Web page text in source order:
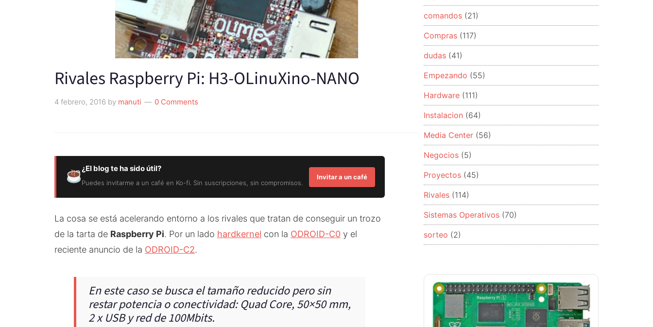
Rivales Raspberry Pi: H3-OLinuXino-NANO
4 febrero, 2016 by manuti 0 Comments
¿El blog te ha sido útil?
Puedes invitarme a un café en Ko-fi. Sin suscripciones, sin compromisos.
Invitar a un café
La cosa se está acelerando entorno a los rivales que tratan de conseguir un trozo
de la tarta de Raspberry Pi. Por un lado hardkernel con la ODROID-C0 y el
reciente anuncio de la ODROID-C2.
En este caso se busca el tamaño reducido pero sin
restar potencia o conectividad: Quad Core, 50×50 mm,
2 x USB y red de 100Mbits.
comandos (21)
Compras (117)
dudas (41)
Empezando (55)
Hardware (111)
Instalacion (64)
Media Center (56)
Negocios (5)
Proyectos (45)
Rivales (114)
Sistemas Operativos (70)
sorteo (2)